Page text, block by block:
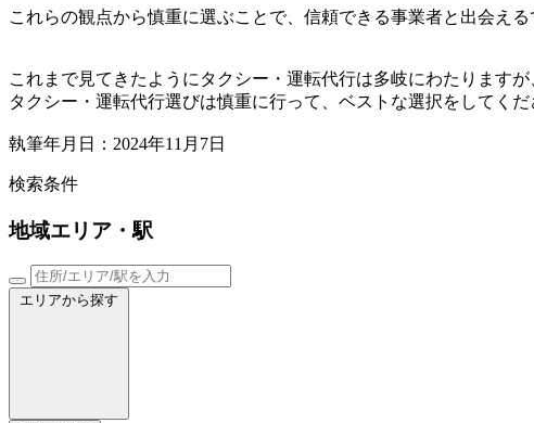
これらの観点から慎重に選ぶことで、信頼できる事業者と出会える
これまで見てきたようにタクシー・運転代行は多岐にわたります
タクシー・運転代行選びは慎重に行って、ベストな選択をしてくだ
執筆年月日：2024年11月7日
検索条件
地域エリア・駅
エリアから探す